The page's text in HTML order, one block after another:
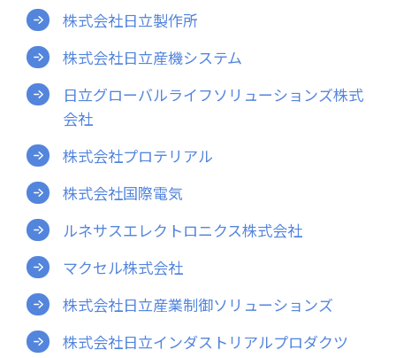
研修・教育について
募集要項
会社案内
会社概要
会社組織図
事業所一覧
関連会社
環境への取り組み
CSR
株式会社日立製作所
株式会社日立産機システム
日立グローバルライフソリューションズ株式
会社
株式会社プロテリアル
株式会社国際電気
ルネサスエレクトロニクス株式会社
マクセル株式会社
株式会社日立産業制御ソリューションズ
株式会社日立インダストリアルプロダクツ